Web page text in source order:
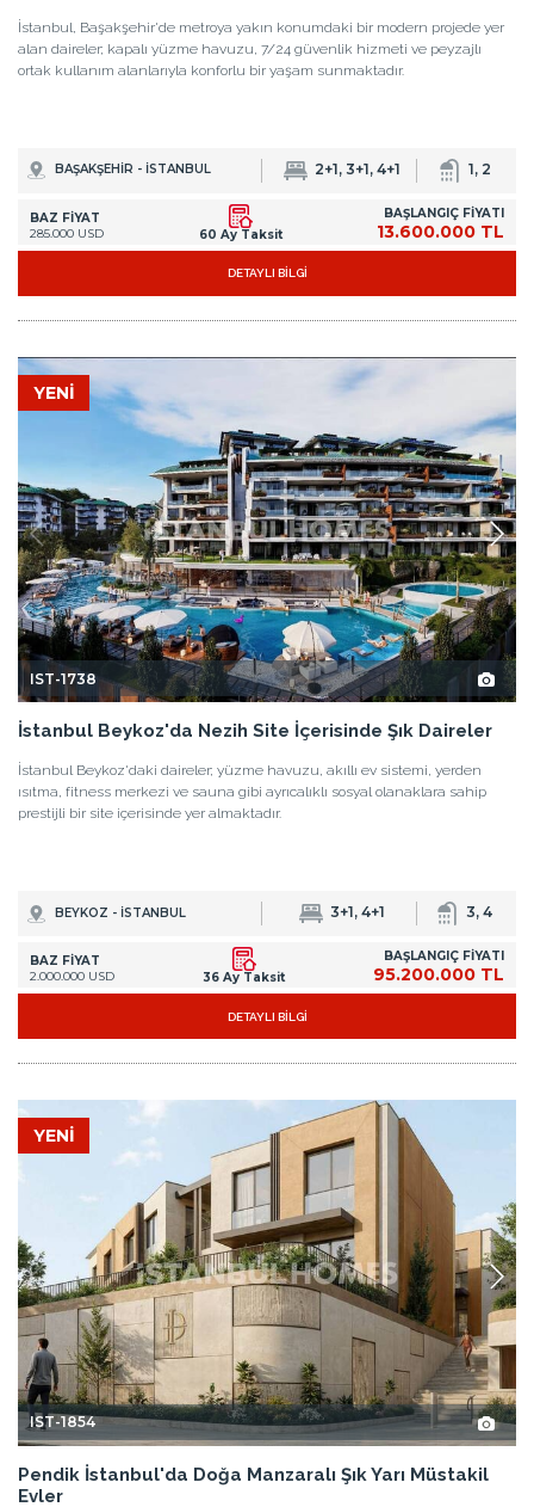
İstanbul, Başakşehir'de metroya yakın konumdaki bir modern projede yer
alan daireler; kapalı yüzme havuzu, 7/24 güvenlik hizmeti ve peyzajlı
ortak kullanım alanlarıyla konforlu bir yaşam sunmaktadır.
BAŞAKŞEHİR - İSTANBUL 2+1, 3+1, 4+1 1, 2
BAZ FİYAT
285.000 USD
60 Ay Taksit
BAŞLANGIÇ FİYATI
13.600.000 TL
DETAYLI BİLGİ
YENİ
IST-1738
İstanbul Beykoz'da Nezih Site İçerisinde Şık Daireler
İstanbul Beykoz'daki daireler; yüzme havuzu, akıllı ev sistemi, yerden
ısıtma, fitness merkezi ve sauna gibi ayrıcalıklı sosyal olanaklara sahip
prestijli bir site içerisinde yer almaktadır.
BEYKOZ - İSTANBUL 3+1, 4+1 3, 4
BAZ FİYAT
2.000.000 USD
36 Ay Taksit
BAŞLANGIÇ FİYATI
95.200.000 TL
DETAYLI BİLGİ
YENİ
IST-1854
Pendik İstanbul'da Doğa Manzaralı Şık Yarı Müstakil
Evler